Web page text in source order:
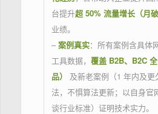
台提升超 50% 流量增长（月
业绩。
– 案例真实：所有案例含具体
工具数据， 覆盖 B2B、B2C
品）
及新老案例（1 年内及
法，不惧算法更新；以自身官
谈行业标准）证明技术实力。